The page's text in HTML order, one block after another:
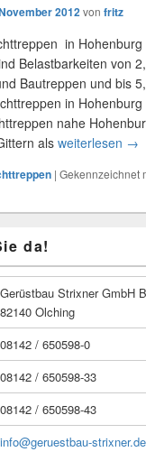
2012von fritz
in
Belastbarkeiten von
Bautreppen und bis
in
nahe
als weiterlesen →
| Gekennzeichnet
da!
Gerüstbau Strixner GmbH
82140 Olching
08142 / 650598-0
08142 / 650598-33
08142 / 650598-43
info@geruestbau-strixner.de